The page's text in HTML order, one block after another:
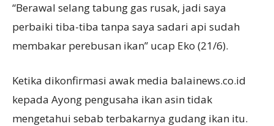
“Berawal selang tabung gas rusak, jadi saya
perbaiki tiba-tiba tanpa saya sadari api sudah
membakar perebusan ikan” ucap Eko (21/6).
Ketika dikonfirmasi awak media balainews.co.id
kepada Ayong pengusaha ikan asin tidak
mengetahui sebab terbakarnya gudang ikan itu.